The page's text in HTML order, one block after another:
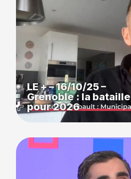
LE + – 16/10/25 –
Grenoble : la bataille
pour 2026